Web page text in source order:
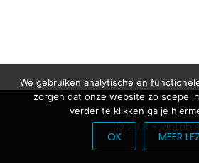
© 2018 -
We gebruiken analytische en
zorgen dat onze website zo soepel
verder te klikken ga je
OK MEER